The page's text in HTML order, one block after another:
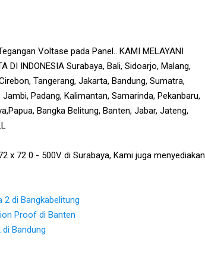
Voltase pada Panel.. KAMI MELAYANI
DI INDONESIA Surabaya, Bali, Sidoarjo, Malang,
Tangerang, Jakarta, Bandung, Sumatra,
Padang, Kalimantan, Samarinda, Pekanbaru,
Bangka Belitung, Banten, Jabar, Jateng,
x 72 0 - 500V di Surabaya, Kami juga menyediakan
di Bangkabelitung
Proof di Banten
Bandung